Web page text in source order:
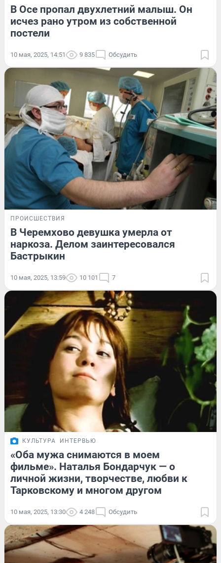
В Осе пропал двухлетний малыш. Он
исчез рано утром из собственной
постели
10 мая, 2025, 14:51 9 835 Обсудить
ПРОИСШЕСТВИЯ
В Черемхово девушка умерла от
наркоза. Делом заинтересовался
Бастрыкин
10 мая, 2025, 13:59 10 101 7
КУЛЬТУРА ИНТЕРВЬЮ
«Оба мужа снимаются в моем
фильме». Наталья Бондарчук — о
личной жизни, творчестве, любви к
Тарковскому и многом другом
10 мая, 2025, 13:30 4 248 Обсудить